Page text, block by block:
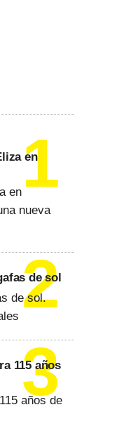
en
en
nueva
de sol
de sol.
115 años
años de